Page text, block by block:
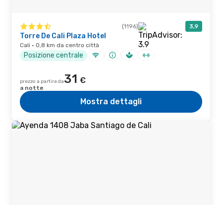
(1196) 3,9
Torre De Cali Plaza Hotel
Cali · 0,8 km da centro città
Posizione centrale
prezzo a partire da31 €
a notte
Mostra dettagli